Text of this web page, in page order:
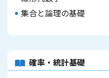
集合と論理の基礎
確率・統計基礎